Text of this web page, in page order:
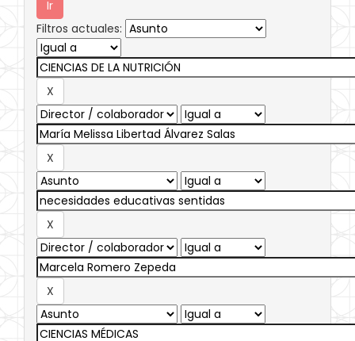
Filtros actuales: